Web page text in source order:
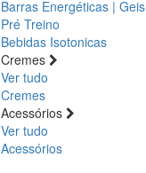
Barras Energéticas | Geis
Pré Treino
Bebidas Isotonicas
Cremes
Ver tudo
Cremes
Acessórios
Ver tudo
Acessórios